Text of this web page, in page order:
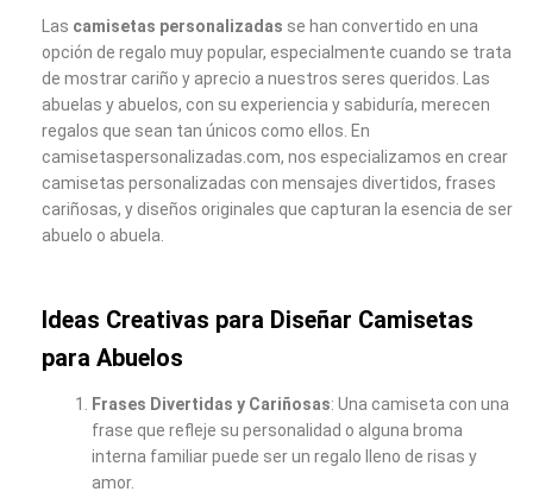
Las camisetas personalizadas se han convertido en una
opción de regalo muy popular, especialmente cuando se trata
de mostrar cariño y aprecio a nuestros seres queridos. Las
abuelas y abuelos, con su experiencia y sabiduría, merecen
regalos que sean tan únicos como ellos. En
camisetaspersonalizadas.com, nos especializamos en crear
camisetas personalizadas con mensajes divertidos, frases
cariñosas, y diseños originales que capturan la esencia de ser
abuelo o abuela.
Ideas Creativas para Diseñar Camisetas
para Abuelos
Frases Divertidas y Cariñosas: Una camiseta con una
frase que refleje su personalidad o alguna broma
interna familiar puede ser un regalo lleno de risas y
amor.